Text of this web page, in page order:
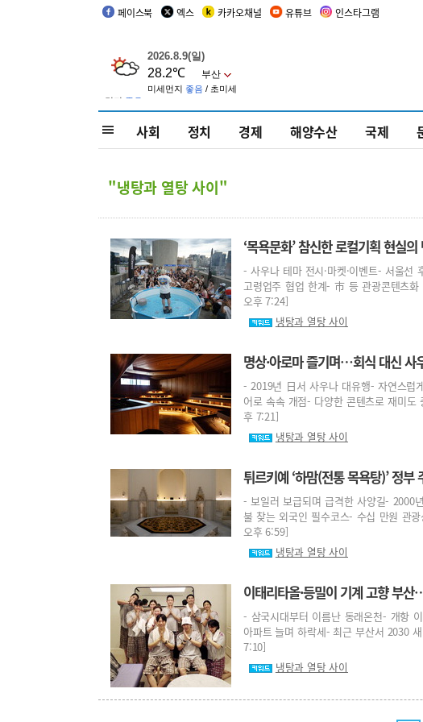
페이스북 엑스 카카오채널 유튜브 인스타그램
사회 정치 경제 해양수산 국제
"냉탕과 열탕 사이"
‘목욕문화’ 참신한 로컬기획 현실
- 사우나 테마 전시·마켓·이벤트- 서울선
고령업주 협업 한계- 市 등 관광콘텐츠
오후 7:24]
냉탕과 열탕 사이
명상·아로마 즐기며…회식 대신 사
- 2019년 日서 사우나 대유행- 자연스럽
어로 속속 개점- 다양한 콘텐츠로 재미
후 7:21]
냉탕과 열탕 사이
튀르키예 ‘하맘(전통 목욕탕)’ 정
- 보일러 보급되며 급격한 사양길- 2000
불 찾는 외국인 필수코스- 수십 만원
오후 6:59]
냉탕과 열탕 사이
이태리타올·등밀이 기계 고향 부
- 삼국시대부터 이름난 동래온천- 개항
아파트 늘며 하락세- 최근 부산서 2030
7:10]
냉탕과 열탕 사이